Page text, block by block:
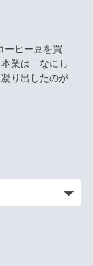
ーヒー豆を買
業は「 なにし
り出したのが